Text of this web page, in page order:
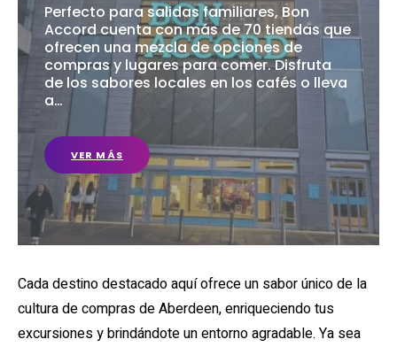
Perfecto para salidas familiares, Bon
Accord cuenta con más de 70 tiendas que
ofrecen una mezcla de opciones de
compras y lugares para comer. Disfruta
de los sabores locales en los cafés o lleva
a…
VER MÁS
Cada destino destacado aquí ofrece un sabor único de la
cultura de compras de Aberdeen, enriqueciendo tus
excursiones y brindándote un entorno agradable. Ya sea